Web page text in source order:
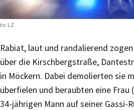
LZ
Rabiat, laut und randalierend
über die Kirschbergstraße,
in Möckern. Dabei demolierten sie
überfielen und beraubten eine Frau
34-jährigen Mann auf seiner Gassi-